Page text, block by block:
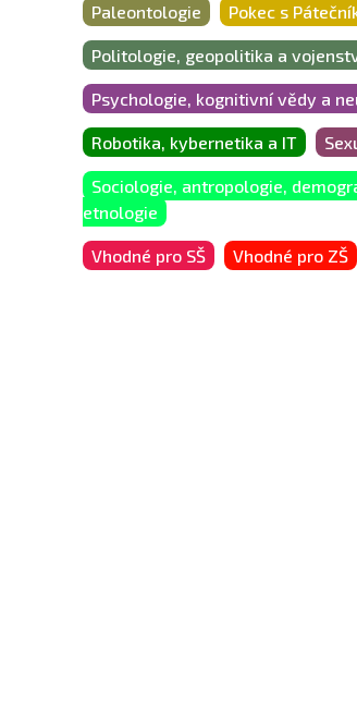
Paleontologie Pokec s
Politologie, geopolitika a
Psychologie, kognitivní vědy a
Robotika, kybernetika a IT
Sociologie, antropologie,
etnologie
Vhodné pro SŠ Vhodné pro ZŠ